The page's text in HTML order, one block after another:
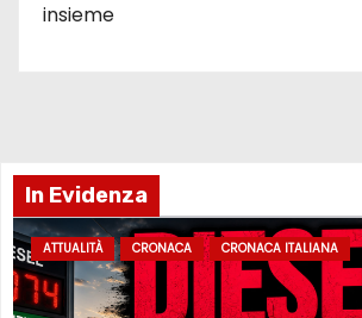
insieme
In Evidenza
ATTUALITÀ CRONACA CRONACA ITALIANA